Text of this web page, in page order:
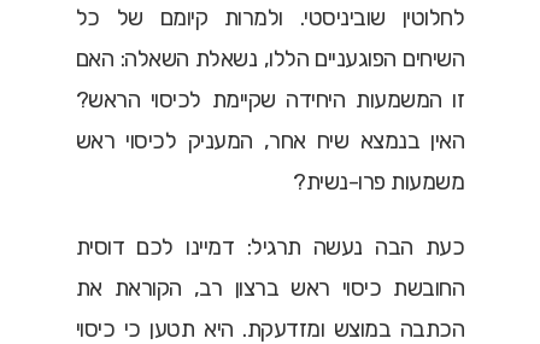
לחלוטין שוביניסטי. ולמרות קיומם של כל
השיחים הפוגעניים הללו, נשאלת השאלה: האם
זו המשמעות היחידה שקיימת לכיסוי הראש?
האין בנמצא שיח אחר, המעניק לכיסוי ראש
משמעות פרו-נשית?
כעת הבה נעשה תרגיל: דמיינו לכם דוסית
החובשת כיסוי ראש ברצון רב, הקוראת את
הכתבה במוצש ומזדעקת. היא תטען כי כיסוי